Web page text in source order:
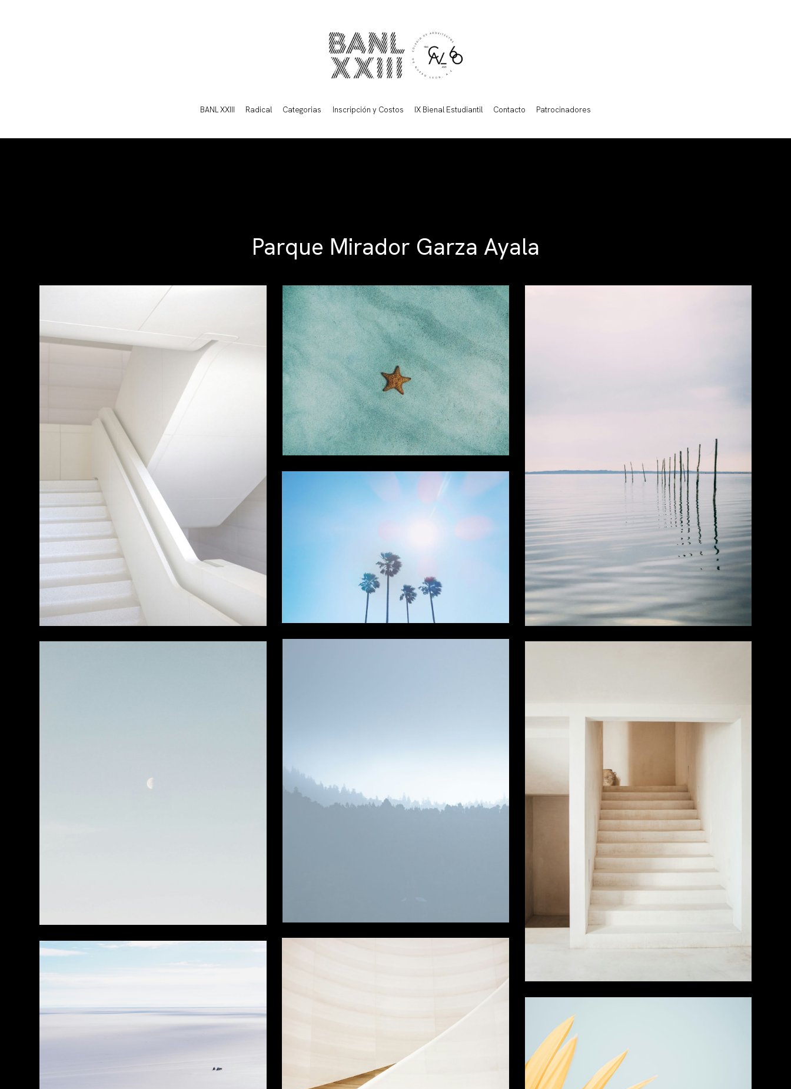
BANL XXIII Radical Categorias Inscripción y Costos IX Bienal Estudiantil Contacto Patrocinadores
Parque Mirador Garza Ayala